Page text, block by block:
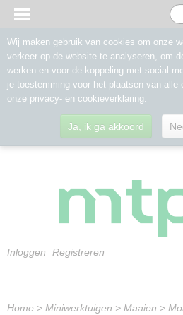
Inloggen Registreren
Home > Miniwerktuigen > Maaien >
Wij maken gebruik van cookies om onze
verkeer op de website te analyseren, om
werken en voor de koppeling met social
je toestemming voor het plaatsen van
onze privacy- en cookieverklaring.
Ja, ik ga akkoord